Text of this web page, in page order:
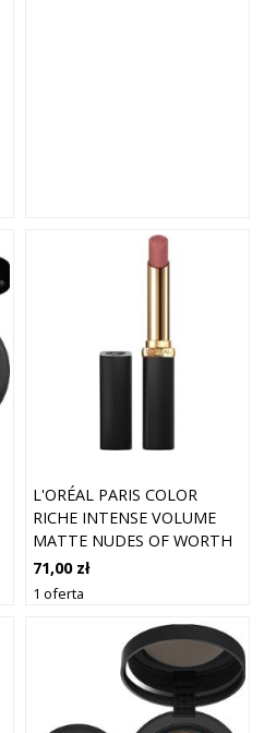
L'ORÉAL PARIS COLOR
RICHE INTENSE VOLUME
MATTE NUDES OF WORTH
WORTH IT 601 (1,8 G)
71,00 zł
1 oferta